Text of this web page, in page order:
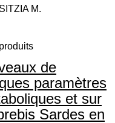
M.
de
paramètres
et sur
Sardes en